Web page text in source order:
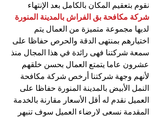
نقوم بتعقيم المكان بالكامل بعد الإنتهاء
شركة مكافحة بق الفراش بالمدينة المنورة
لديها مجموعة متميزة من العمال يتم
اختيارهم بمنتهى الدقة والحرص حفاظا على
سمعة شركتنا فهى رائدة في هذا المجال منذ
عشرون عاما يتمتع العمال بحسن خلقهم
لأنهم وجهة شركتنا أرخص شركة مكافحة
النمل الأبيض بالمدينة المنورة حفاظا على
العميل نقدم له أقل الأسعار مقارنة بالخدمة
المقدمة نسعى لارضاء العميل سوف تنبهر